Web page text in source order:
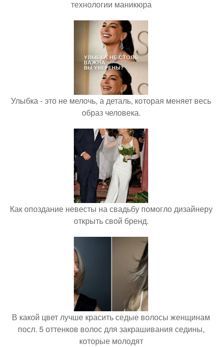
технологии маникюра
Улыбка - это не мелочь, а деталь, которая меняет весь
образ человека.
Как опоздание невесты на свадьбу помогло дизайнеру
открыть свой бренд.
В какой цвет лучше красить седые волосы женщинам
посл. 5 оттенков волос для закрашивания седины,
которые молодят